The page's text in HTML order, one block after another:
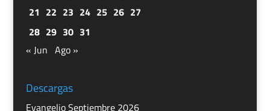
21 22 23 24 25 26 27
28 29 30 31
« Jun Ago »
Descargas
Evangelio Septiembre 2026